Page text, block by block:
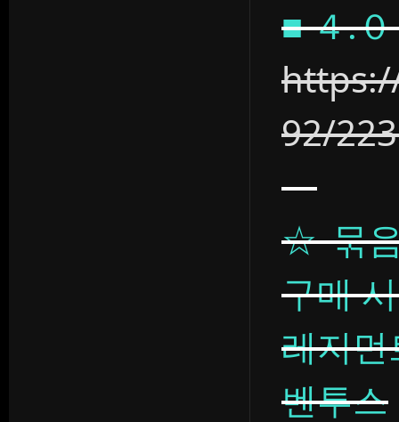
■ ４.
92/
☆ 묶
구매
레지
벤투스